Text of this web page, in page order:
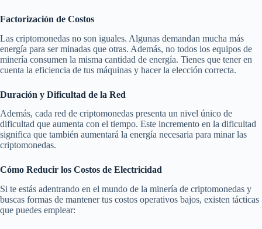
Factorización de Costos
Las criptomonedas no son iguales. Algunas demandan mucha más
energía para ser minadas que otras. Además, no todos los equipos de
minería consumen la misma cantidad de energía. Tienes que tener en
cuenta la eficiencia de tus máquinas y hacer la elección correcta.
Duración y Dificultad de la Red
Además, cada red de criptomonedas presenta un nivel único de
dificultad que aumenta con el tiempo. Este incremento en la dificultad
significa que también aumentará la energía necesaria para minar las
criptomonedas.
Cómo Reducir los Costos de Electricidad
Si te estás adentrando en el mundo de la minería de criptomonedas y
buscas formas de mantener tus costos operativos bajos, existen tácticas
que puedes emplear: